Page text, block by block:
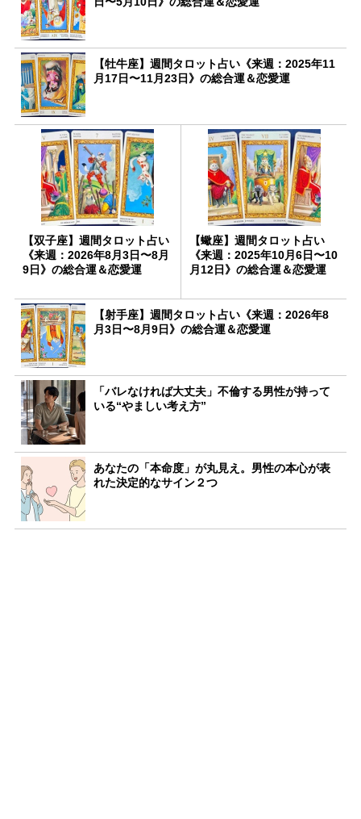
【牡牛座】週間タロット占い《来週：2025年11
月17日〜11月23日》の総合運＆恋愛運
【双子座】週間タロット占い
《来週：2026年8月3日〜8月
9日》の総合運＆恋愛運
【蠍座】週間タロット占い
《来週：2025年10月6日〜10
月12日》の総合運＆恋愛運
【射手座】週間タロット占い《来週：2026年8
月3日〜8月9日》の総合運＆恋愛運
「バレなければ大丈夫」不倫する男性が持って
いる“やましい考え方”
あなたの「本命度」が丸見え。男性の本心が表
れた決定的なサイン２つ